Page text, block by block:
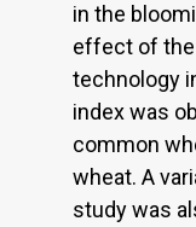
in the
effect of
technology
index was
common
wheat. A
study was